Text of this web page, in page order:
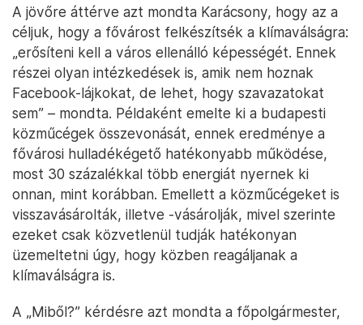
A jövőre áttérve azt mondta Karácsony, hogy az a
céljuk, hogy a fővárost felkészítsék a klímaválságra:
„erősíteni kell a város ellenálló képességét. Ennek
részei olyan intézkedések is, amik nem hoznak
Facebook-lájkokat, de lehet, hogy szavazatokat
sem” – mondta. Példaként emelte ki a budapesti
közműcégek összevonását, ennek eredménye a
fővárosi hulladékégető hatékonyabb működése,
most 30 százalékkal több energiát nyernek ki
onnan, mint korábban. Emellett a közműcégeket is
visszavásárolták, illetve -vásárolják, mivel szerinte
ezeket csak közvetlenül tudják hatékonyan
üzemeltetni úgy, hogy közben reagáljanak a
klímaválságra is.
A „Miből?” kérdésre azt mondta a főpolgármester,